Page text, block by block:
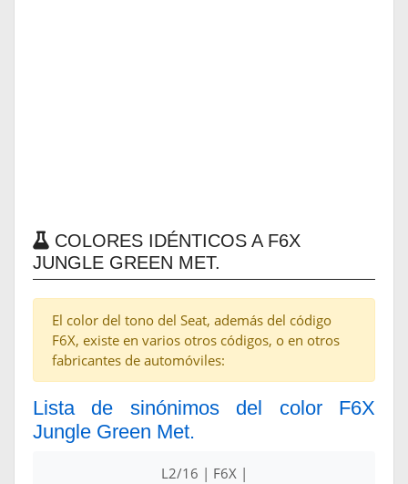
COLORES IDÉNTICOS A F6X
JUNGLE GREEN MET.
El color del tono del Seat, además del código
F6X, existe en varios otros códigos, o en otros
fabricantes de automóviles:
Lista de sinónimos del color F6X
Jungle Green Met.
L2/16 | F6X |